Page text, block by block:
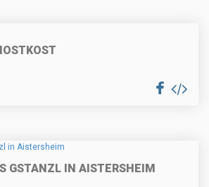
GSTANZL IN AISTERSHEIM